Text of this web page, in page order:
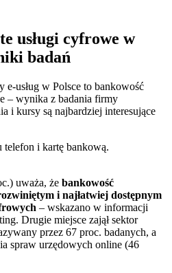
usługi cyfrowe w
badań
e-usług w Polsce to bankowość
– wynika z badania firmy
i kursy są najbardziej interesujące
uważa, że bankowość
i najłatwiej dostępnym
– wskazano w informacji
Drugie miejsce zajął sektor
przez 67 proc. badanych, a
spraw urzędowych online (46